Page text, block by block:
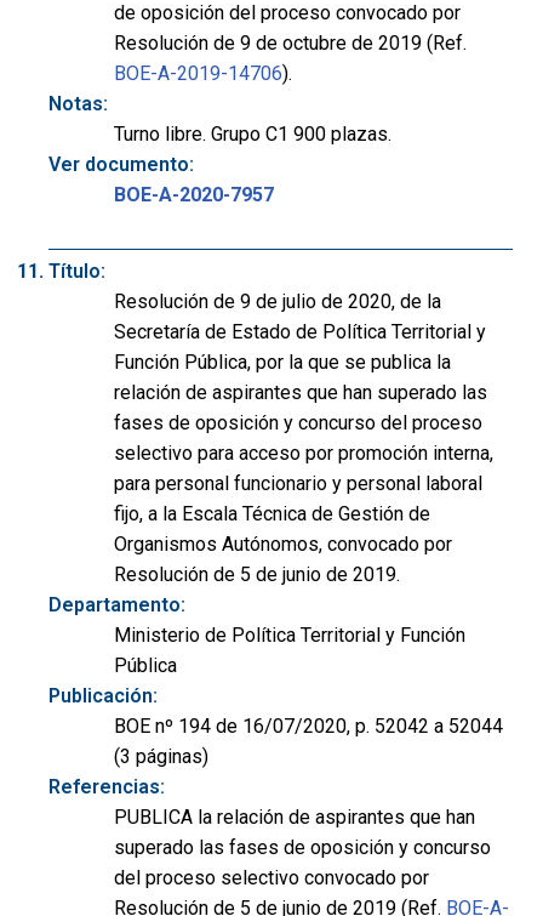
de oposición del proceso convocado por
Resolución de 9 de octubre de 2019 (Ref.
BOE-A-2019-14706).
Notas:
Turno libre. Grupo C1 900 plazas.
Ver documento:
BOE-A-2020-7957
Título:
Resolución de 9 de julio de 2020, de la
Secretaría de Estado de Política Territorial y
Función Pública, por la que se publica la
relación de aspirantes que han superado las
fases de oposición y concurso del proceso
selectivo para acceso por promoción interna,
para personal funcionario y personal laboral
fijo, a la Escala Técnica de Gestión de
Organismos Autónomos, convocado por
Resolución de 5 de junio de 2019.
Departamento:
Ministerio de Política Territorial y Función
Pública
Publicación:
BOE nº 194 de 16/07/2020, p. 52042 a 52044
(3 páginas)
Referencias:
PUBLICA la relación de aspirantes que han
superado las fases de oposición y concurso
del proceso selectivo convocado por
Resolución de 5 de junio de 2019 (Ref. BOE-A-